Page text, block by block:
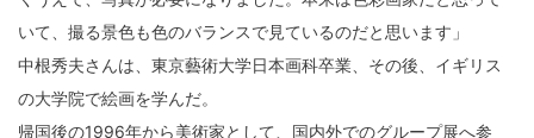
いて、撮る景色も色のバランスで見ているのだと思います」
中根秀夫さんは、東京藝術大学日本画科卒業、その後、イギリス
の大学院で絵画を学んだ。
帰国後の1996年から美術家として、国内外でのグループ展へ参